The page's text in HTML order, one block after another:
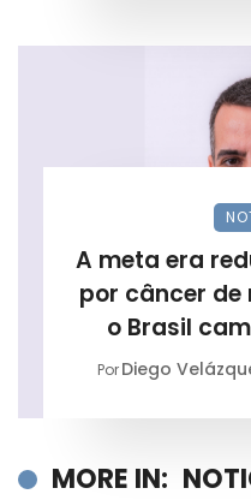
A meta era
por câncer de
o Brasil
PorDiego
MORE IN: